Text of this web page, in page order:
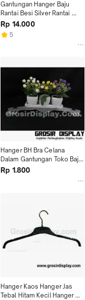
Gantungan Hanger Baju
Rantai Besi Silver Rantai
Stainless Serbaguna
Rp 14.000
5
Hanger BH Bra Celana
Dalam Gantungan Toko Baju
Underwear Bening Murah
Rp 1.800
Hanger Kaos Hanger Jas
Tebal Hitam Kecil Hanger